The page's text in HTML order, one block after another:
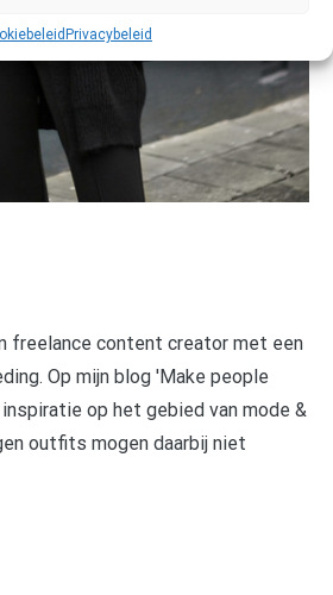
Privacybeleid
freelance content creator met een
Op mijn blog 'Make people
op het gebied van mode &
outfits mogen daarbij niet